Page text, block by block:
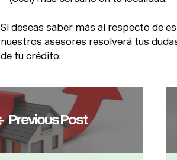
Si deseas saber más al respecto de
nuestros asesores resolverá tus
de tu crédito.
Previous Post